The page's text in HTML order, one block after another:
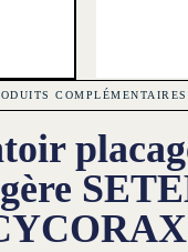
COMPLÉMENTAIRES